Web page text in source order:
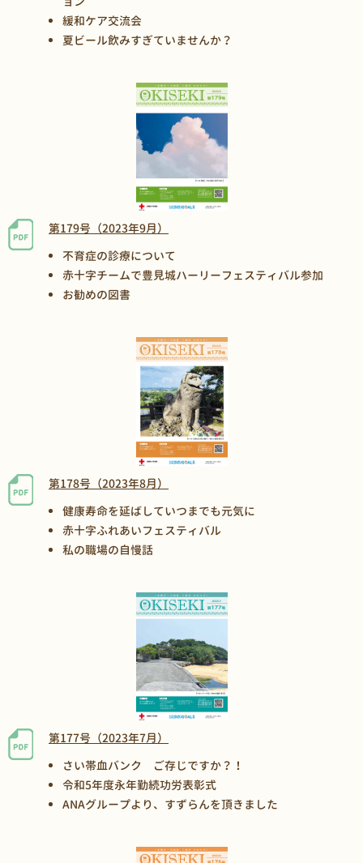
緩和ケア交流会
夏ビール飲みすぎていませんか？
第179号（2023年9月）
不育症の診療について
赤十字チームで豊見城ハーリーフェスティバル参加
お勧めの図書
第178号（2023年8月）
健康寿命を延ばしていつまでも元気に
赤十字ふれあいフェスティバル
私の職場の自慢話
第177号（2023年7月）
さい帯血バンク ご存じですか？！
令和5年度永年勤続功労表彰式
ANAグループより、すずらんを頂きました